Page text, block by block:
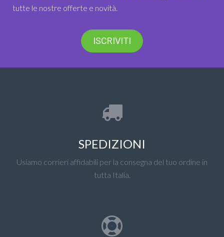
tutte le nostre offerte e novità.
ISCRIVITI
SPEDIZIONI
Usiamo corrieri affidabili per la consegna del tuo ordine in
tutta Italia.